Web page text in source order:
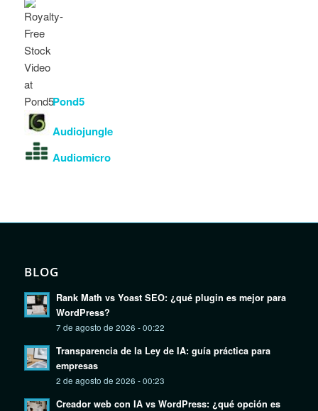
Pond5
Audiojungle
Audiomicro
BLOG
Rank Math vs Yoast SEO: ¿qué plugin es mejor para
WordPress?
7 de agosto de 2026 - 00:22
Transparencia de la Ley de IA: guía práctica para
empresas
2 de agosto de 2026 - 00:23
Creador web con IA vs WordPress: ¿qué opción es